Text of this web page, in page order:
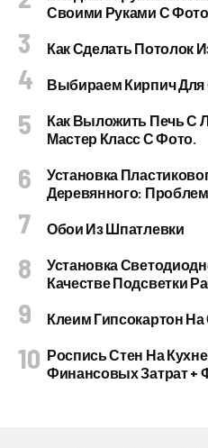
Своими Руками С Фото
Как Сделать Потолок
Выбираем Кирпич
Как Выложить Печь С
Мастер Класс С Фото.
Установка
Деревянного:
Обои Из Шпатлевки
Установка
Качестве Подсветки
Клеим Гипсокартон
Роспись Стен На
Финансовых Затрат +